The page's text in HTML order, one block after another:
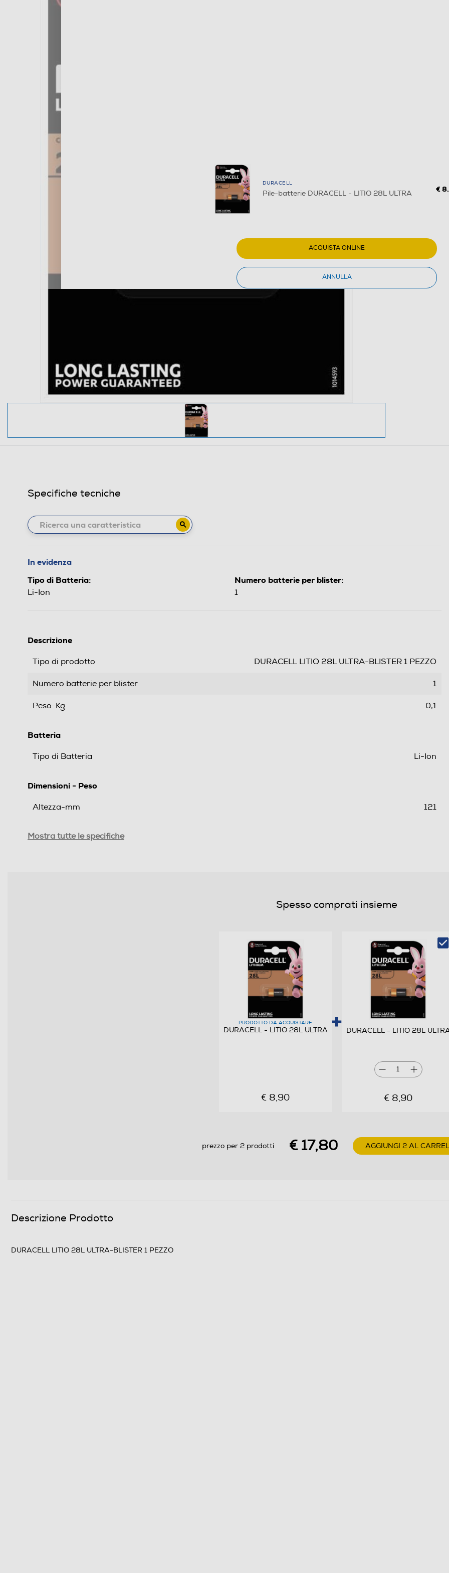
Specifiche tecniche
In evidenza
Tipo di Batteria:
Li-Ion
Numero batterie per blister:
1
Descrizione
Tipo di prodotto DURACELL LITIO 28L ULTRA-BLISTER 1 PEZZO
Numero batterie per blister 1
Peso-Kg 0,1
Batteria
Tipo di Batteria Li-Ion
Dimensioni - Peso
Altezza-mm 121
Mostra tutte le specifiche
Spesso comprati insieme
PRODOTTO DA ACQUISTARE
DURACELL - LITIO 28L ULTRA
€ 8,90
DURACELL - LITIO 28L
1
€ 8,90
prezzo per 2 prodotti € 17,80 AGGIUNGI 2 AL
Descrizione Prodotto
DURACELL LITIO 28L ULTRA-BLISTER 1 PEZZO
DURACELL
Pile-batterie DURACELL - LITIO 28L ULTRA €
ACQUISTA ONLINE
ANNULLA